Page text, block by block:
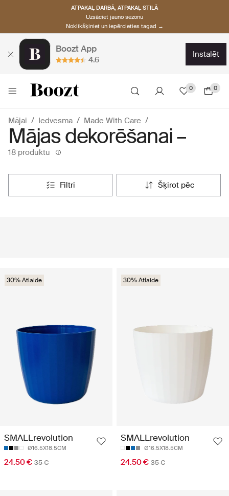
ATPAKAĻ DARBĀ, ATPAKAĻ STILĀ
Uzsāciet jauno sezonu
Noklikšķiniet un iepērcieties tagad →
Boozt App
4.6
instalēt
0 0
Mājai Iedvesma Made With Care
Mājas dekorēšanai –
18 produktu
filtri šķirot pēc
30% Atlaide
SMALLrevolution
Ø16.5X18.5CM
24.50 € 35 €
30% Atlaide
SMALLrevolution
Ø16.5X18.5CM
24.50 € 35 €